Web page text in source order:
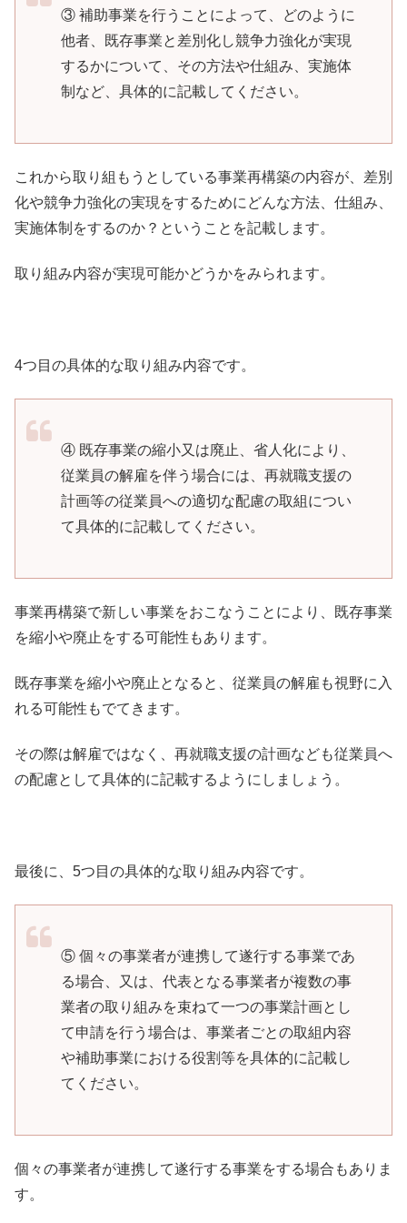
③ 補助事業を行うことによって、どのように
他者、既存事業と差別化し競争力強化が実現
するかについて、その方法や仕組み、実施体
制など、具体的に記載してください。
これから取り組もうとしている事業再構築の内容が、差別
化や競争力強化の実現をするためにどんな方法、仕組み、
実施体制をするのか？ということを記載します。
取り組み内容が実現可能かどうかをみられます。
4つ目の具体的な取り組み内容です。
④ 既存事業の縮小又は廃止、省人化により、
従業員の解雇を伴う場合には、再就職支援の
計画等の従業員への適切な配慮の取組につい
て具体的に記載してください。
事業再構築で新しい事業をおこなうことにより、既存事業
を縮小や廃止をする可能性もあります。
既存事業を縮小や廃止となると、従業員の解雇も視野に入
れる可能性もでてきます。
その際は解雇ではなく、再就職支援の計画なども従業員へ
の配慮として具体的に記載するようにしましょう。
最後に、5つ目の具体的な取り組み内容です。
⑤ 個々の事業者が連携して遂行する事業であ
る場合、又は、代表となる事業者が複数の事
業者の取り組みを束ねて一つの事業計画とし
て申請を行う場合は、事業者ごとの取組内容
や補助事業における役割等を具体的に記載し
てください。
個々の事業者が連携して遂行する事業をする場合もありま
す。